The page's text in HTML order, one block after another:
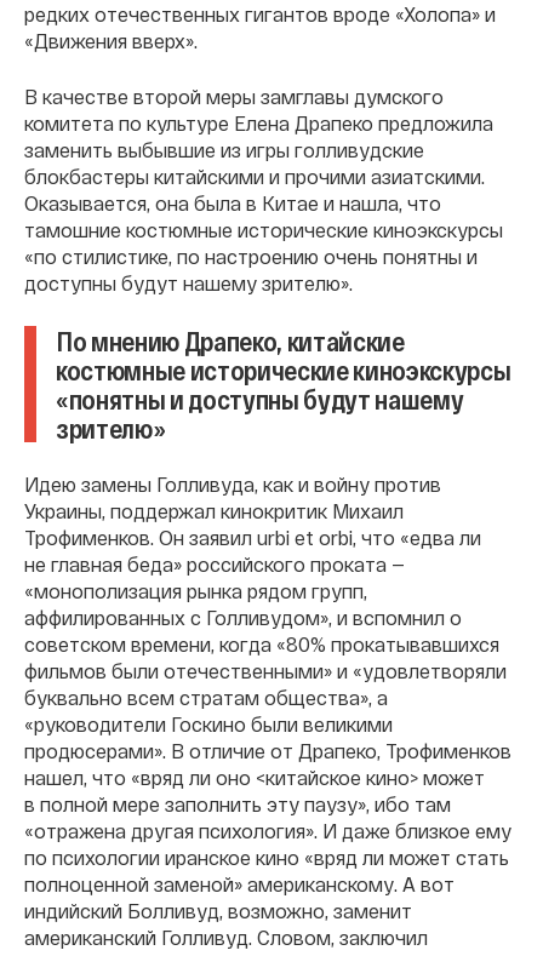
редких отечественных гигантов вроде «Холопа» и
«Движения вверх».
В качестве второй меры замглавы думского
комитета по культуре Елена Драпеко предложила
заменить выбывшие из игры голливудские
блокбастеры китайскими и прочими азиатскими.
Оказывается, она была в Китае и нашла, что
тамошние костюмные исторические киноэкскурсы
«по стилистике, по настроению очень понятны и
доступны будут нашему зрителю».
По мнению Драпеко, китайские
костюмные исторические киноэкскурсы
«понятны и доступны будут нашему
зрителю»
Идею замены Голливуда, как и войну против
Украины, поддержал кинокритик Михаил
Трофименков. Он заявил urbi et orbi, что «едва ли
не главная беда» российского проката —
«монополизация рынка рядом групп,
аффилированных с Голливудом», и вспомнил о
советском времени, когда «80% прокатывавшихся
фильмов были отечественными» и «удовлетворяли
буквально всем стратам общества», а
«руководители Госкино были великими
продюсерами». В отличие от Драпеко, Трофименков
нашел, что «вряд ли оно <китайское кино> может
в полной мере заполнить эту паузу», ибо там
«отражена другая психология». И даже близкое ему
по психологии иранское кино «вряд ли может стать
полноценной заменой» американскому. А вот
индийский Болливуд, возможно, заменит
американский Голливуд. Словом, заключил